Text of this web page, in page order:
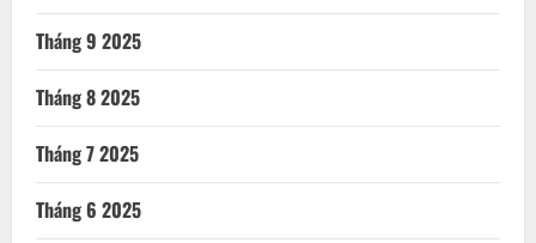
Tháng 9 2025
Tháng 8 2025
Tháng 7 2025
Tháng 6 2025